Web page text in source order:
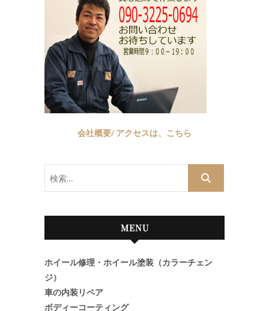
会社概要/ アクセスは、こちら
MENU
ホイール修理・ホイール塗装（カラーチェン
ジ）
車の内装リペア
ボディーコーティング